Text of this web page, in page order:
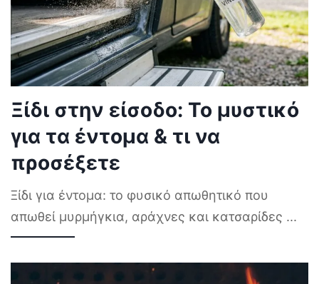
Ξίδι στην είσοδο: Το μυστικό
για τα έντομα & τι να
προσέξετε
Ξίδι για έντομα: το φυσικό απωθητικό που
απωθεί μυρμήγκια, αράχνες και κατσαρίδες ...